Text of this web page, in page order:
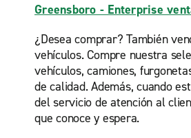
Greensboro - Enterprise
¿Desea comprar? También
vehículos. Compre nuestra
vehículos, camiones,
de calidad. Además, cuando
del servicio de atención al
que conoce y espera.